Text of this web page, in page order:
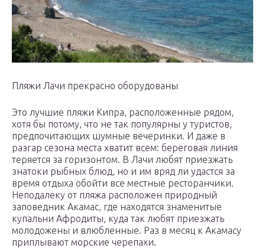
Пляжи Лачи прекрасно оборудованы
Это лучшие пляжи Кипра, расположенные рядом,
хотя бы потому, что не так популярны у туристов,
предпочитающих шумные вечеринки. И даже в
разгар сезона места хватит всем: береговая линия
теряется за горизонтом. В Лачи любят приезжать
знатоки рыбных блюд, но и им вряд ли удастся за
время отдыха обойти все местные ресторанчики.
Неподалеку от пляжа расположен природный
заповедник Акамас, где находятся знаменитые
купальни Афродиты, куда так любят приезжать
молодожены и влюбленные. Раз в месяц к Акамасу
приплывают морские черепахи.